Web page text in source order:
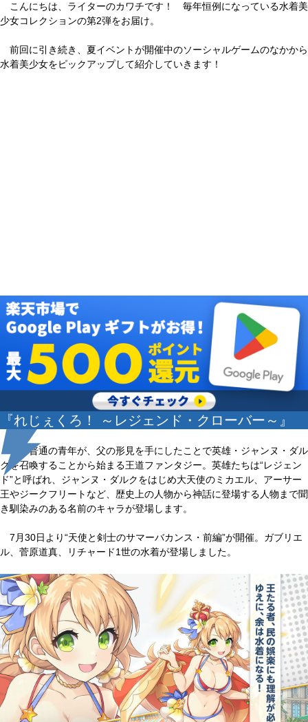
こんにちは、ライターのカワチです！ 毎年恒例になっている水着美
少女コレクションの第2弾をお届け。
前回に引き続き、夏イベントが開催中のソーシャルゲームのなかから
水着美少女をピックアップして紹介していきます！
『れじぇくろ！ ～レジェンド・クローバー～』
ごく普通の青年が、父の形見を手にしたことで英雄・ジャンヌ・ダル
クを召喚することから始まる王道ファンタジー。英雄たちは“レジェン
ド”と呼ばれ、ジャンヌ・ダルクをはじめ大天使のミカエル、アーサー
王やジークフリートなど、歴史上の人物から神話に登場する人物まで聞
き馴染みのある名前のキャラが登場します。
7月30日より“天使と剣士のサマーバカンス・前編”が開催。ガブリエ
ル、菅原道真、リチャード1世の水着が登場しました。